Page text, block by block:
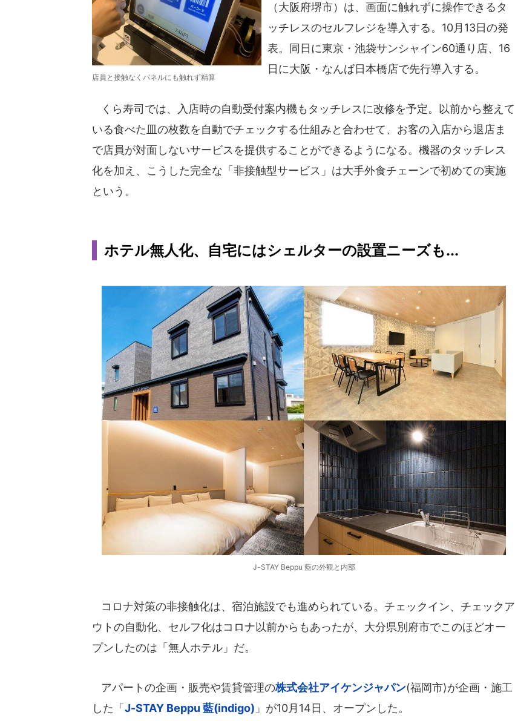
店員と接触なくパネルにも触れず精算
（大阪府堺市）は、画面に触れずに操作できるタ
ッチレスのセルフレジを導入する。10月13日の発
表。同日に東京・池袋サンシャイン60通り店、16
日に大阪・なんば日本橋店で先行導入する。
くら寿司では、入店時の自動受付案内機もタッチレスに改修を予定。以前から整えて
いる食べた皿の枚数を自動でチェックする仕組みと合わせて、お客の入店から退店ま
で店員が対面しないサービスを提供することができるようになる。機器のタッチレス
化を加え、こうした完全な「非接触型サービス」は大手外食チェーンで初めての実施
という。
ホテル無人化、自宅にはシェルターの設置ニーズも...
J-STAY Beppu 藍の外観と内部
コロナ対策の非接触化は、宿泊施設でも進められている。チェックイン、チェックア
ウトの自動化、セルフ化はコロナ以前からもあったが、大分県別府市でこのほどオー
プンしたのは「無人ホテル」だ。
アパートの企画・販売や賃貸管理の株式会社アイケンジャパン(福岡市)が企画・施工
した「 J-STAY Beppu 藍(indigo) 」が10月14日、オープンした。